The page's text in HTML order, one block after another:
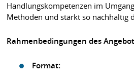
Handlungskompetenzen im
Methoden und stärkt so nachhaltig
Rahmenbedingungen des
Format: